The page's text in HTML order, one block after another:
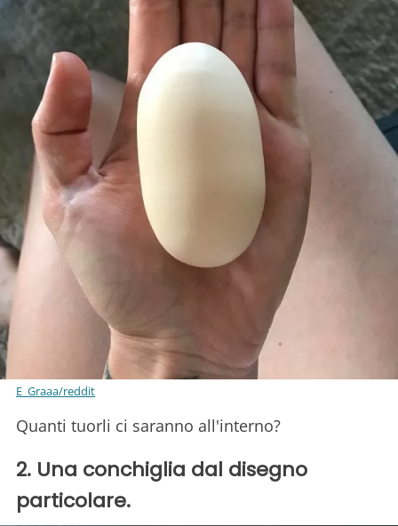
E_Graaa/reddit
Quanti tuorli ci saranno all'interno?
2. Una conchiglia dal disegno
particolare.